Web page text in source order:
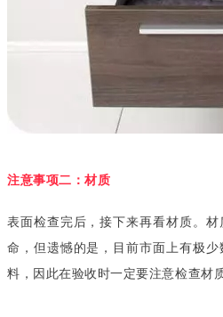
注意事项二：材质
表面检查完后，接下来再看材质。
命，但遗憾的是，目前市面上有极
料，因此在验收时一定要注意检查材质